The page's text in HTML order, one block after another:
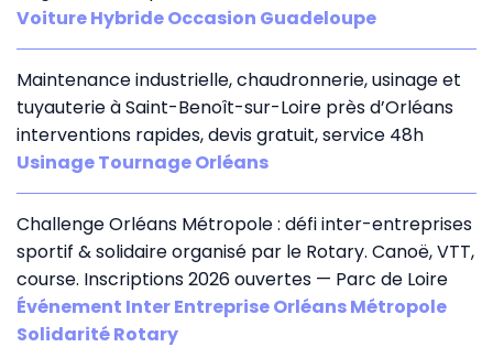
Voiture Hybride Occasion Guadeloupe
Maintenance industrielle, chaudronnerie, usinage et
tuyauterie à Saint-Benoît-sur-Loire près d’Orléans
interventions rapides, devis gratuit, service 48h
Usinage Tournage Orléans
Challenge Orléans Métropole : défi inter-entreprises
sportif & solidaire organisé par le Rotary. Canoë, VTT,
course. Inscriptions 2026 ouvertes — Parc de Loire
Événement Inter Entreprise Orléans Métropole
Solidarité Rotary